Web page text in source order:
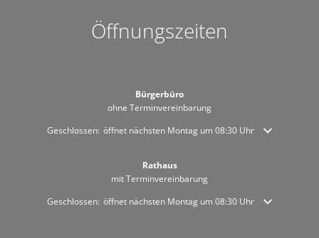
Öffnungszeiten
Bürgerbüro
ohne Terminvereinbarung
Klicken, um weitere Öffnungs- oder Schließzeiten auszublenden
Geschlossen: öffnet nächsten Montag um 08:30 Uhr
Rathaus
mit Terminvereinbarung
Klicken, um weitere Öffnungs- oder Schließzeiten auszublenden
Geschlossen: öffnet nächsten Montag um 08:30 Uhr